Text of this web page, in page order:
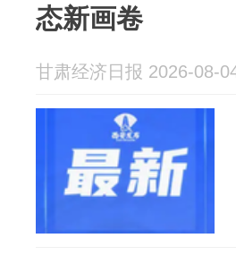
态新画卷
甘肃经济日报 2026-08-